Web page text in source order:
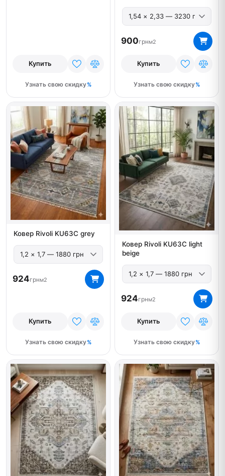
Купить
Узнать свою скидку
900грнм2
Купить
Узнать свою скидку
Ковер Rivoli KU63C grey
924грнм2
Купить
Узнать свою скидку
Ковер Rivoli KU63C light
beige
924грнм2
Купить
Узнать свою скидку